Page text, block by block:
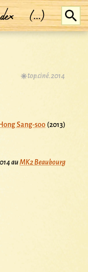
(...)
top.ciné.2014
Sang-soo (2013)
auMK2 Beaubourg